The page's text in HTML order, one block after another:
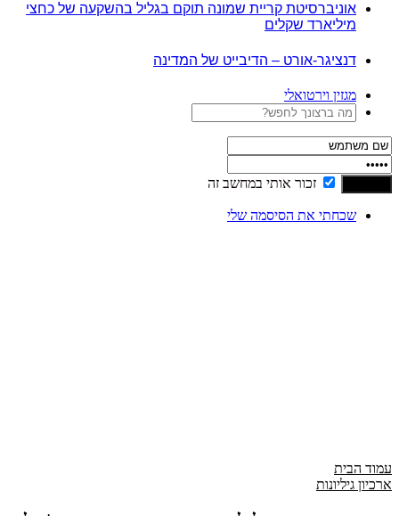
אוניברסיטת קריית שמונה תוקם בגליל בהשקעה של כחצי
מיליארד שקלים
דנציגר-אורט – הדיבייט של המדינה
מגזין וירטואלי
זכור אותי במחשב זה
שכחתי את הסיסמה שלי
עמוד הבית
ארכיון גיליונות